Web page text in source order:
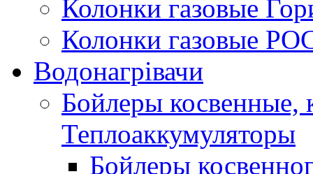
Колонки газовые
Колонки газовые
Водонагрівачи
Бойлеры косвенные,
Теплоаккумуляторы
Бойлеры